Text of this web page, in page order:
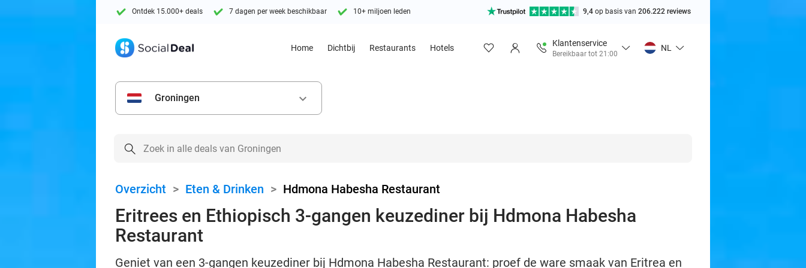
Ontdek 15.000+ deals 7 dagen per week beschikbaar 10+ miljoen leden 9,4 op basis van 206.222 reviews
Home Dichtbij Restaurants Hotels
Klantenservice
Bereikbaar tot 21:00
NL
Groningen keyboard_arrow_down
Overzicht > Eten & Drinken > Hdmona Habesha Restaurant
Eritrees en Ethiopisch 3-gangen keuzediner bij Hdmona Habesha
Restaurant
Geniet van een 3-gangen keuzediner bij Hdmona Habesha Restaurant: proef de ware smaak van Eritrea en